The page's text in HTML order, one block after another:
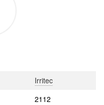
Irritec
2112